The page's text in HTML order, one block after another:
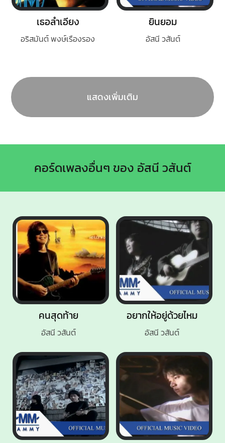
เธอลำเอียง​
อริสมันต์ พงษ์เรืองรอง
ยินยอม
อัสนี วสันต์
แสดงเพิ่มเติม
คอร์ดเพลงอื่นๆ ของ อัสนี วสันต์
คนสุดท้าย
อัสนี วสันต์
อยากให้อยู่ด้วยไหม
อัสนี วสันต์